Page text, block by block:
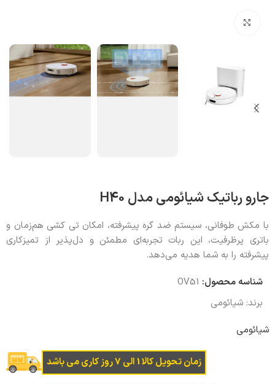
جارو رباتیک شیائومی مدل H40
با مکش طوفانی، سیستم ضد گره پیشرفته، امکان تی‌ کشی هم‌زمان و
باتری پرظرفیت، این ربات تجربه‌ای مطمئن و دل‌پذیر از تمیزکاری
پیشرفته را به شما هدیه می‌دهد.
شناسه محصول: OV51
برند:شیائومی
شیائومی
زمان تحویل کالا 1 الی 7 روز کاری می باشد